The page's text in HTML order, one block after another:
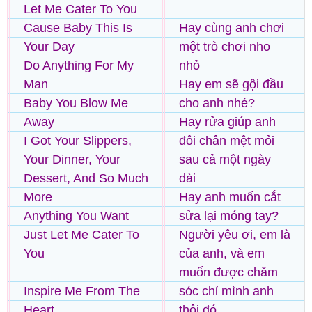
Let Me Cater To You
Cause Baby This Is
Your Day
Do Anything For My
Man
Baby You Blow Me
Away
I Got Your Slippers,
Your Dinner, Your
Dessert, And So Much
More
Anything You Want
Just Let Me Cater To
You
Inspire Me From The
Hay cùng anh chơi
một trò chơi nho
nhỏ
Hay em sẽ gội đầu
cho anh nhé?
Hay rửa giúp anh
đôi chân mệt mỏi
sau cả một ngày
dài
Hay anh muốn cắt
sửa lại móng tay?
Người yêu ơi, em là
của anh, và em
muốn được chăm
sóc chỉ mình anh